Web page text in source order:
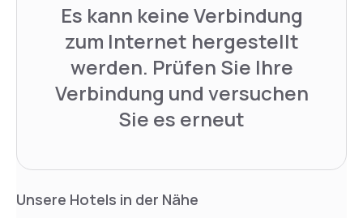
Es kann keine Verbindung
zum Internet hergestellt
werden. Prüfen Sie Ihre
Verbindung und versuchen
Sie es erneut
Unsere Hotels in der Nähe